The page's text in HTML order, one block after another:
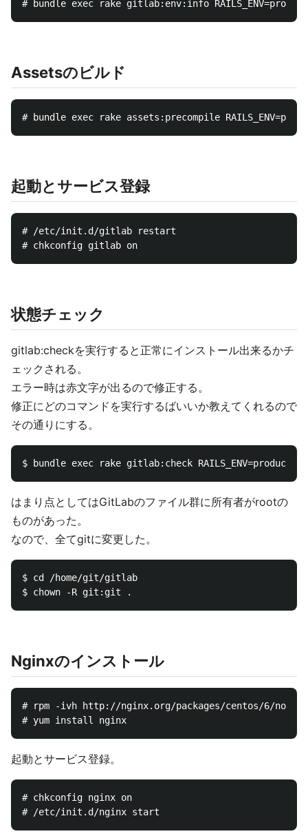
Assetsのビルド
起動とサービス登録
# /etc/init.d/gitlab restart
状態チェック
gitlab:checkを実行すると正常にインストール出来るかチ
ェックされる。
エラー時は赤文字が出るので修正する。
修正にどのコマンドを実行するばいいか教えてくれるので
その通りにする。
はまり点としてはGitLabのファイル群に所有者がrootの
ものがあった。
なので、全てgitに変更した。
$ cd /home/git/gitlab
Nginxのインストール
# rpm -ivh http://nginx.org/packages/centos/6/
起動とサービス登録。
# chkconfig nginx on